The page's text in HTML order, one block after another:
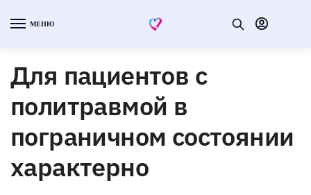
МЕНЮ
Для пациентов с
политравмой в
пограничном состоянии
характерно